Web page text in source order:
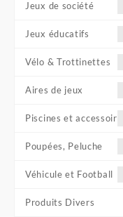
Jeux de société
Jeux éducatifs
Vélo & Trottinettes
Aires de jeux
Piscines et accessoires
Poupées, Peluche
Véhicule et Football
Produits Divers